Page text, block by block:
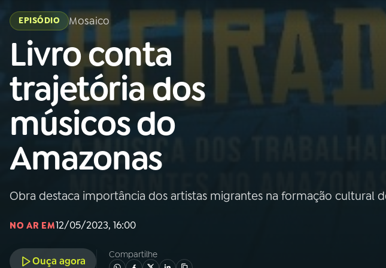
Buscar
Rádio
Nacional
AO VIVO
01INÍCIO
02A RÁDIO
03PROGRAMAÇÃO
na
Rádio
Nacional
EPISÓDIO Mosaico
Livro conta
trajetória dos
músicos do
Amazonas
Obra destaca importância dos artistas migrantes na formação cultural
NO AR EM12/05/2023, 16:00
Ouça agora
Compartilhe